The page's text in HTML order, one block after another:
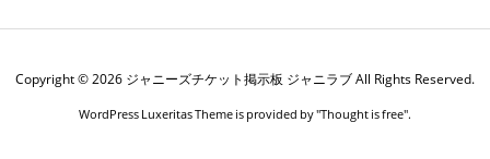
Copyright ©2026 ジャニーズチケット掲示板 ジャニラブAll Rights Reserved.
WordPress Luxeritas Theme is provided by "Thought is free".